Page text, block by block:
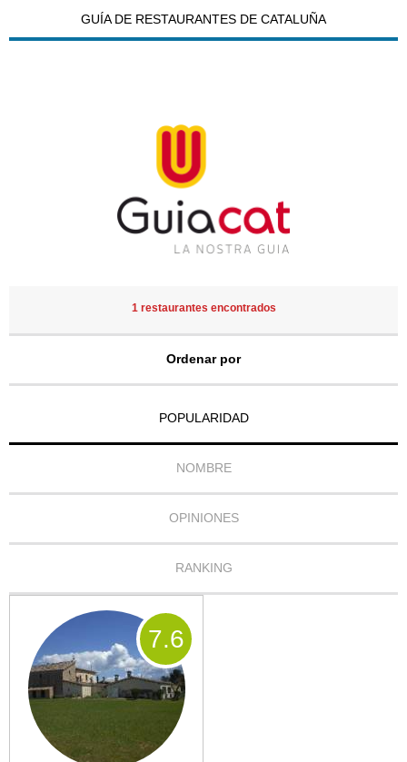
GUÍA DE RESTAURANTES DE CATALUÑA
1 restaurantes encontrados
Ordenar por
POPULARIDAD
NOMBRE
OPINIONES
RANKING
7.6